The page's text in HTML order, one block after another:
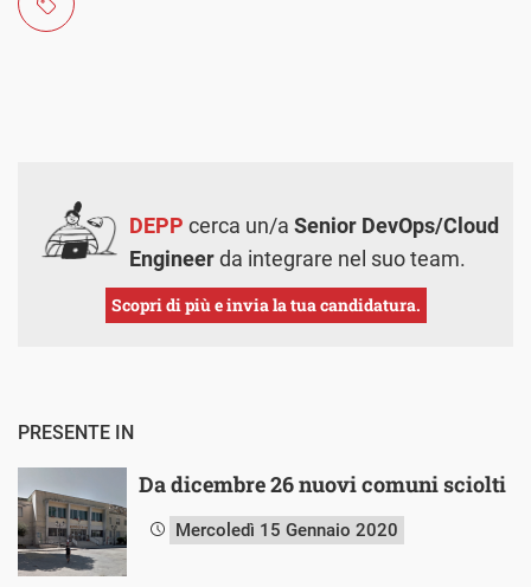
DEPP cerca un/a Senior DevOps/Cloud
Engineerda integrare nel suo team.
Scopri di più e invia la tua candidatura.
PRESENTE IN
Da dicembre 26 nuovi comuni sciolti
Mercoledì 15 Gennaio 2020